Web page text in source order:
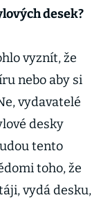
desek?
vyznít, že
nebo aby si
vydavatelé
desky
tento
toho, že
vydá desku,